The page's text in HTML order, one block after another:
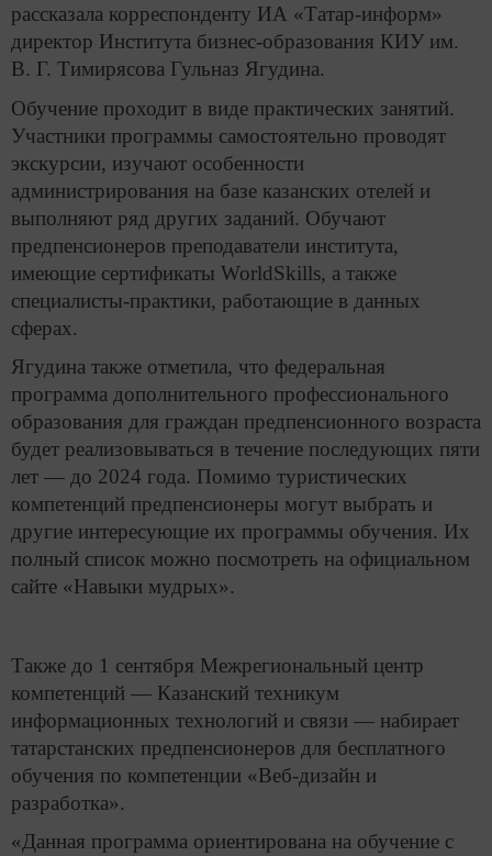
рассказала корреспонденту ИА «Татар-информ»
директор Института бизнес-образования КИУ им.
В. Г. Тимирясова Гульназ Ягудина.
Обучение проходит в виде практических занятий.
Участники программы самостоятельно проводят
экскурсии, изучают особенности
администрирования на базе казанских отелей и
выполняют ряд других заданий. Обучают
предпенсионеров преподаватели института,
имеющие сертификаты WorldSkills, а также
специалисты-практики, работающие в данных
сферах.
Ягудина также отметила, что федеральная
программа дополнительного профессионального
образования для граждан предпенсионного возраста
будет реализовываться в течение последующих пяти
лет — до 2024 года. Помимо туристических
компетенций предпенсионеры могут выбрать и
другие интересующие их программы обучения. Их
полный список можно посмотреть на официальном
сайте «Навыки мудрых».
Также до 1 сентября Межрегиональный центр
компетенций — Казанский техникум
информационных технологий и связи — набирает
татарстанских предпенсионеров для бесплатного
обучения по компетенции «Веб-дизайн и
разработка».
«Данная программа ориентирована на обучение с